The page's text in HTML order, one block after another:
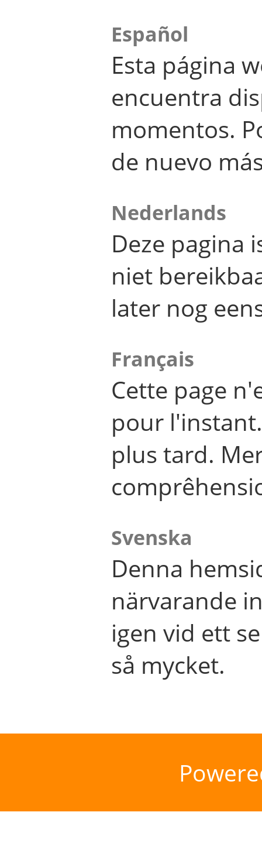
Español
Esta página
encuentra
momentos.
de nuevo
Nederlands
Deze pagina
niet
later nog
Français
Cette page
pour
plus tard.
Svenska
Denna
närvarande
igen vid ett
så mycket.